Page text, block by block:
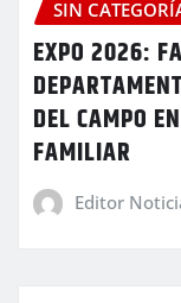
SIN
EXPO 2026:
DEL CAMPO
FAMILIAR
Editor